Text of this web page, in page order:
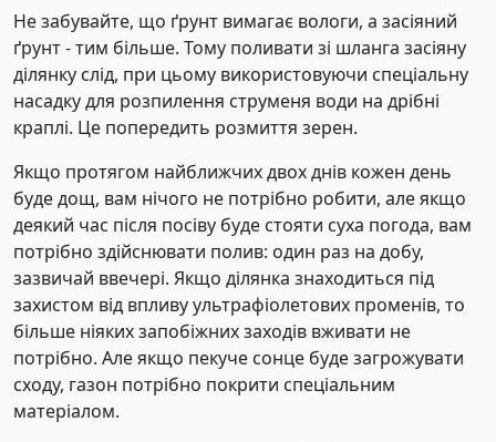
Не забувайте, що ґрунт вимагає вологи, а засіяний
ґрунт - тим більше. Тому поливати зі шланга засіяну
ділянку слід, при цьому використовуючи спеціальну
насадку для розпилення струменя води на дрібні
краплі. Це попередить розмиття зерен.
Якщо протягом найближчих двох днів кожен день
буде дощ, вам нічого не потрібно робити, але якщо
деякий час після посіву буде стояти суха погода, вам
потрібно здійснювати полив: один раз на добу,
зазвичай ввечері. Якщо ділянка знаходиться під
захистом від впливу ультрафіолетових променів, то
більше ніяких запобіжних заходів вживати не
потрібно. Але якщо пекуче сонце буде загрожувати
сходу, газон потрібно покрити спеціальним
матеріалом.